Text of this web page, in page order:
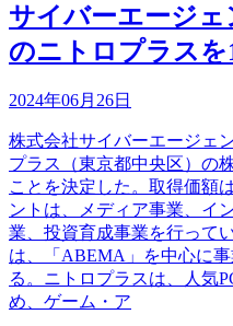
サイバーエージェ
のニトロプラスを
2024年06月26日
株式会社サイバーエージェ
プラス（東京都中央区）の
ことを決定した。取得価額
ントは、メディア事業、イ
業、投資育成事業を行って
は、「ABEMA」を中心に
る。ニトロプラスは、人気
め、ゲーム・ア